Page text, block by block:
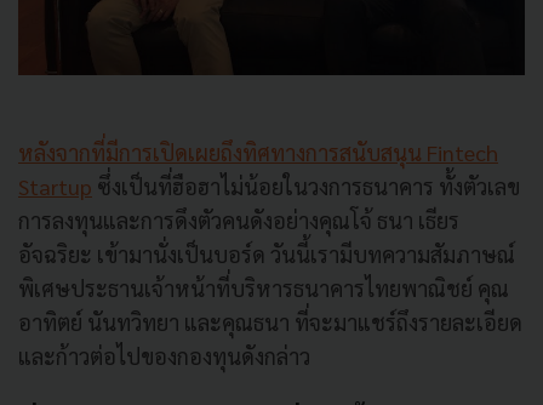
หลังจากที่มีการเปิดเผยถึงทิศทางการสนับสนุน Fintech
Startup ซึ่งเป็นที่ฮือฮาไม่น้อยในวงการธนาคาร ทั้งตัวเลข
การลงทุนและการดึงตัวคนดังอย่างคุณโจ้ ธนา เธียร
อัจฉริยะ เข้ามานั่งเป็นบอร์ด วันนี้เรามีบทความสัมภาษณ์
พิเศษประธานเจ้าหน้าที่บริหารธนาคารไทยพาณิชย์ คุณ
อาทิตย์ นันทวิทยา และคุณธนา ที่จะมาแชร์ถึงรายละเอียด
และก้าวต่อไปของกองทุนดังกล่าว